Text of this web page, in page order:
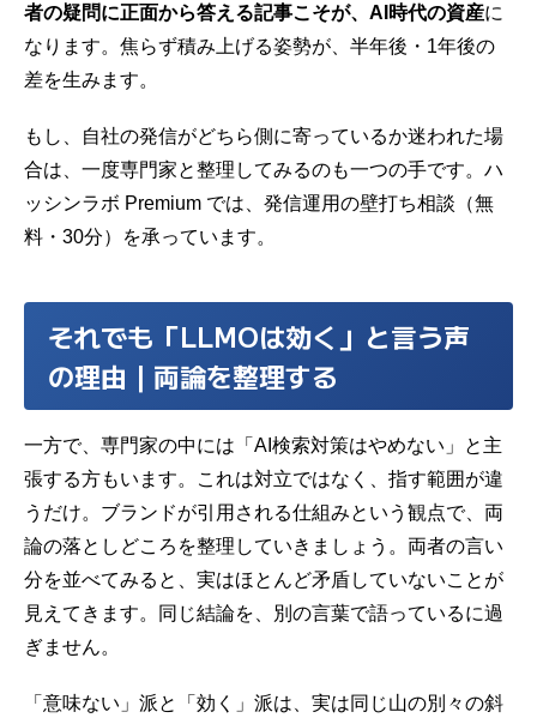
者の疑問に正面から答える記事こそが、AI時代の資産に
なります。焦らず積み上げる姿勢が、半年後・1年後の
差を生みます。
もし、自社の発信がどちら側に寄っているか迷われた場
合は、一度専門家と整理してみるのも一つの手です。ハ
ッシンラボ Premium では、発信運用の壁打ち相談（無
料・30分）を承っています。
それでも「LLMOは効く」と言う声
の理由｜両論を整理する
一方で、専門家の中には「AI検索対策はやめない」と主
張する方もいます。これは対立ではなく、指す範囲が違
うだけ。ブランドが引用される仕組みという観点で、両
論の落としどころを整理していきましょう。両者の言い
分を並べてみると、実はほとんど矛盾していないことが
見えてきます。同じ結論を、別の言葉で語っているに過
ぎません。
「意味ない」派と「効く」派は、実は同じ山の別々の斜